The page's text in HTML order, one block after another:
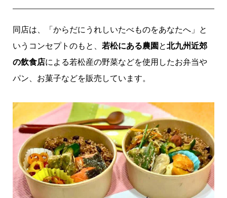
同店は、「からだにうれしいたべものをあなたへ」と
いうコンセプトのもと、 若松にある農園と北九州近郊
の飲食店による若松産の野菜などを使用したお弁当や
パン、お菓子などを販売しています。